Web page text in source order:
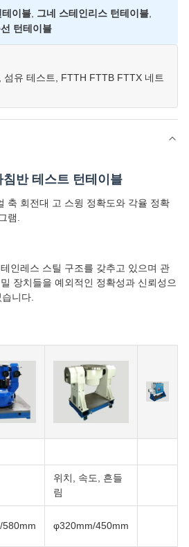
이블 그네 스테인리스 턴테이블
턴테이블
섬유 테스트, FTTH FTTB FTTX 네트
반 테스트 턴테이블
축 회전대 고 스윙 정확도와 각율 정확
램.
인레스 스틸 구조를 갖추고 있으며 관
장치들을 예외적인 정확성과 신뢰성으
니다.
위치, 속도, 흔들
림
φ320mm/450mm